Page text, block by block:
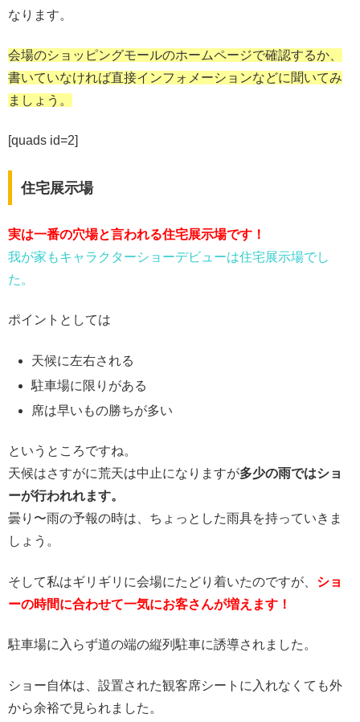
なります。
会場のショッピングモールのホームページで確認するか、
書いていなければ直接インフォメーションなどに聞いてみ
ましょう。
[quads id=2]
住宅展示場
実は一番の穴場と言われる住宅展示場です！
我が家もキャラクターショーデビューは住宅展示場でし
た。
ポイントとしては
天候に左右される
駐車場に限りがある
席は早いもの勝ちが多い
というところですね。
天候はさすがに荒天は中止になりますが多少の雨ではショ
ーが行われれます。
曇り〜雨の予報の時は、ちょっとした雨具を持っていきま
しょう。
そして私はギリギリに会場にたどり着いたのですが、 ショ
ーの時間に合わせて一気にお客さんが増えます！
駐車場に入らず道の端の縦列駐車に誘導されました。
ショー自体は、設置された観客席シートに入れなくても外
から余裕で見られました。